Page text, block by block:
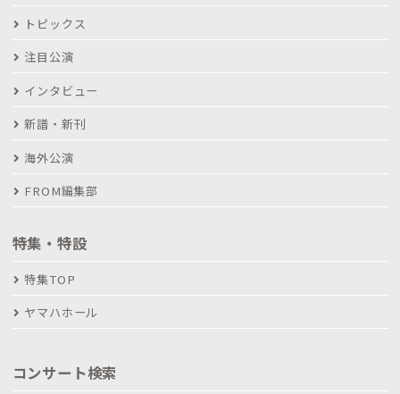
トピックス
注目公演
インタビュー
新譜・新刊
海外公演
FROM編集部
特集・特設
特集TOP
ヤマハホール
コンサート検索